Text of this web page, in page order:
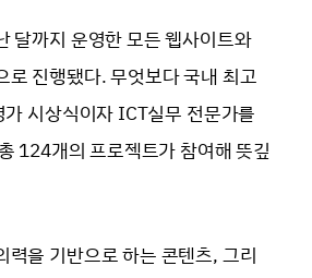
달까지 운영한 모든 웹사이트와
로 진행됐다. 무엇보다 국내 최고
시상식이자 ICT실무 전문가를
124개의 프로젝트가 참여해 뜻깊
력을 기반으로 하는 콘텐츠, 그리